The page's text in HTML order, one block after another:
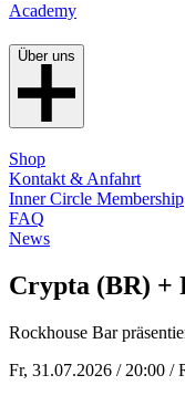
Academy
Über uns
Shop
Kontakt & Anfahrt
Inner Circle Membership
FAQ
News
Crypta (BR) +
Rockhouse Bar
Fr, 31.07.2026 / 20:00 /